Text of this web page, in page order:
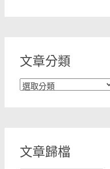
文章分類
文
文章歸檔